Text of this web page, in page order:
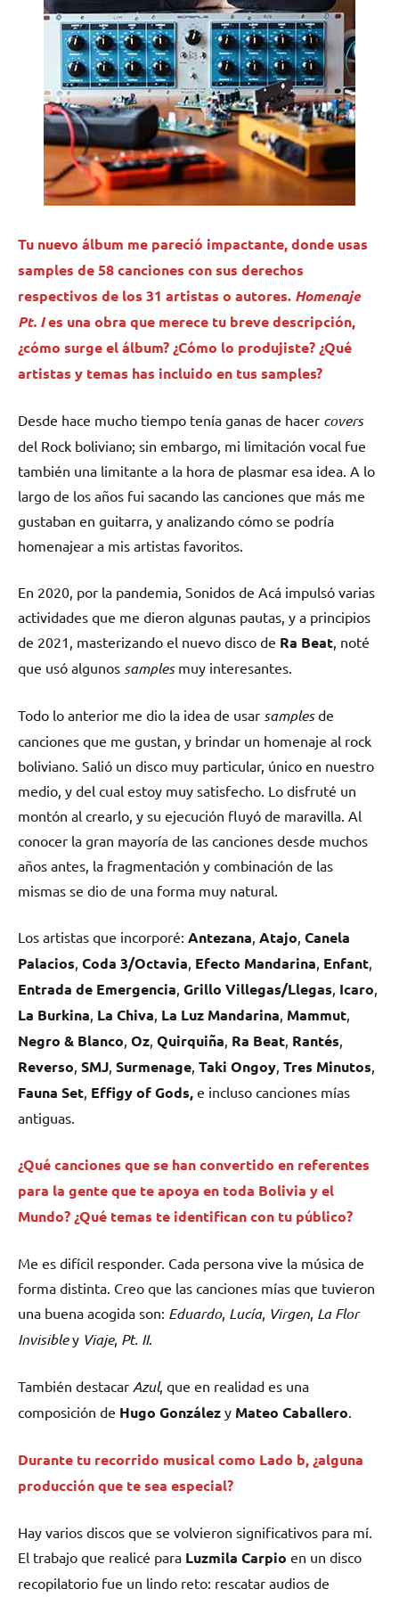
Tu nuevo álbum me pareció impactante, donde usas
samples de 58 canciones con sus derechos
respectivos de los 31 artistas o autores. Homenaje
Pt. Ies una obra que merece tu breve descripción,
¿cómo surge el álbum? ¿Cómo lo produjiste? ¿Qué
artistas y temas has incluido en tus samples?
Desde hace mucho tiempo tenía ganas de hacer covers
del Rock boliviano; sin embargo, mi limitación vocal fue
también una limitante a la hora de plasmar esa idea. A lo
largo de los años fui sacando las canciones que más me
gustaban en guitarra, y analizando cómo se podría
homenajear a mis artistas favoritos.
En 2020, por la pandemia, Sonidos de Acá impulsó varias
actividades que me dieron algunas pautas, y a principios
de 2021, masterizando el nuevo disco de Ra Beat , noté
que usó algunos samplesmuy interesantes.
Todo lo anterior me dio la idea de usar samplesde
canciones que me gustan, y brindar un homenaje al rock
boliviano. Salió un disco muy particular, único en nuestro
medio, y del cual estoy muy satisfecho. Lo disfruté un
montón al crearlo, y su ejecución fluyó de maravilla. Al
conocer la gran mayoría de las canciones desde muchos
años antes, la fragmentación y combinación de las
mismas se dio de una forma muy natural.
Los artistas que incorporé: Antezana Atajo Canela
Palacios Coda 3/Octavia Efecto Mandarina Enfant
Entrada de Emergencia Grillo Villegas/Llegas Icaro
La Burkina La Chiva La Luz Mandarina Mammut
Negro & Blanco Oz Quirquiña Ra Beat Rantés
Reverso SMJ Surmenage Taki Ongoy Tres Minutos
Fauna Set Effigy of Gods, e incluso canciones mías
antiguas.
¿Qué canciones que se han convertido en referentes
para la gente que te apoya en toda Bolivia y el
Mundo? ¿Qué temas te identifican con tu público?
Me es difícil responder. Cada persona vive la música de
forma distinta. Creo que las canciones mías que tuvieron
una buena acogida son: Eduardo, Lucía, Virgen La Flor
Invisibley Viaje, Pt. II.
También destacar Azul, que en realidad es una
composición de Hugo González y Mateo Caballero
Durante tu recorrido musical como Lado b, ¿alguna
producción que te sea especial?
Hay varios discos que se volvieron significativos para mí.
El trabajo que realicé para Luzmila Carpio en un disco
recopilatorio fue un lindo reto: rescatar audios de